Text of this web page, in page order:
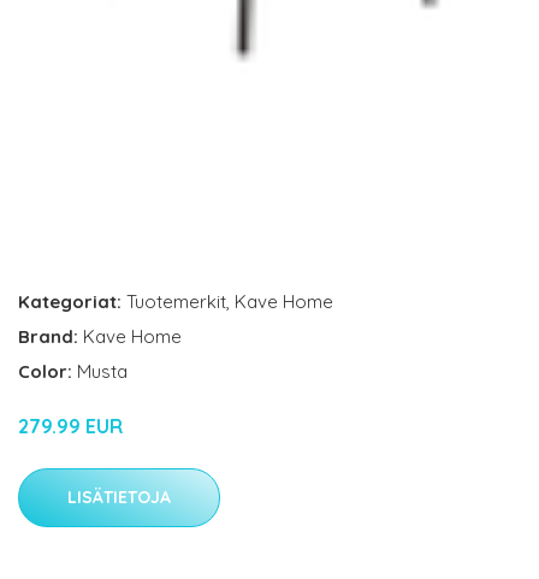
Kategoriat: Tuotemerkit, Kave Home
Brand: Kave Home
Color: Musta
279.99 EUR
LISÄTIETOJA